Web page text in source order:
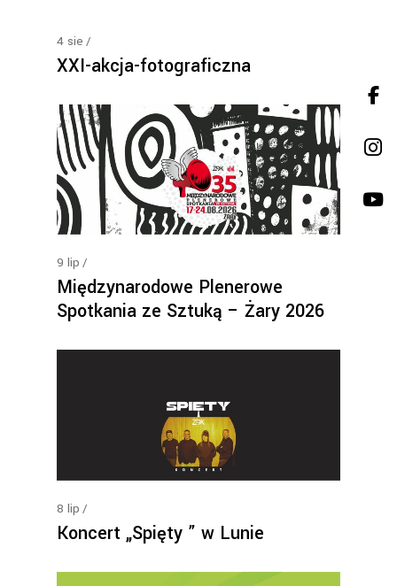
4 sie
XXI-akcja-fotograficzna
9 lip
Międzynarodowe Plenerowe
Spotkania ze Sztuką – Żary 2026
8 lip
Koncert „Spięty ” w Lunie